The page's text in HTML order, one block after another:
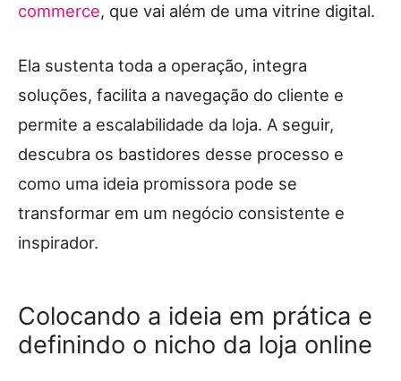
commerce, que vai além de uma vitrine digital.
Ela sustenta toda a operação, integra
soluções, facilita a navegação do cliente e
permite a escalabilidade da loja. A seguir,
descubra os bastidores desse processo e
como uma ideia promissora pode se
transformar em um negócio consistente e
inspirador.
Colocando a ideia em prática e
definindo o nicho da loja online